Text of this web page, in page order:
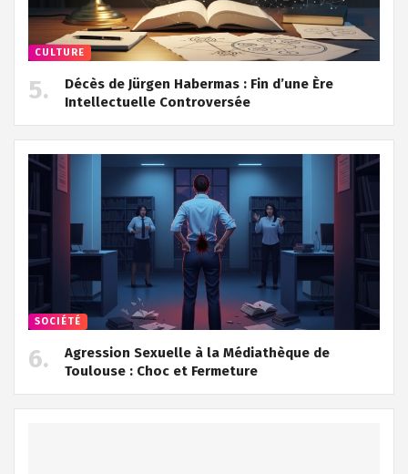
CULTURE
Décès de Jürgen Habermas : Fin d’une Ère
Intellectuelle Controversée
SOCIÉTÉ
Agression Sexuelle à la Médiathèque de
Toulouse : Choc et Fermeture